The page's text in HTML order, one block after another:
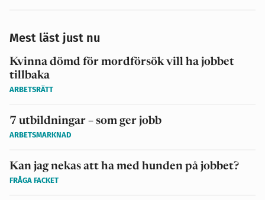
Mest läst just nu
Kvinna dömd för mordförsök vill ha jobbet
tillbaka
ARBETSRÄTT
7 utbildningar – som ger jobb
ARBETSMARKNAD
Kan jag nekas att ha med hunden på jobbet?
FRÅGA FACKET